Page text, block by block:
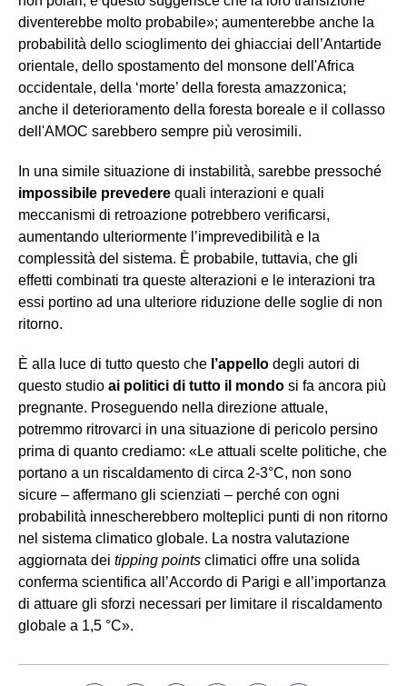
diventerebbe molto probabile»; aumenterebbe anche la
probabilità dello scioglimento dei ghiacciai dell’Antartide
orientale, dello spostamento del monsone dell'Africa
occidentale, della ‘morte’ della foresta amazzonica;
anche il deterioramento della foresta boreale e il collasso
dell'AMOC sarebbero sempre più verosimili.
In una simile situazione di instabilità, sarebbe pressoché
impossibile prevedere quali interazioni e quali
meccanismi di retroazione potrebbero verificarsi,
aumentando ulteriormente l’imprevedibilità e la
complessità del sistema. È probabile, tuttavia, che gli
effetti combinati tra queste alterazioni e le interazioni tra
essi portino ad una ulteriore riduzione delle soglie di non
ritorno.
È alla luce di tutto questo che l’appello degli autori di
questo studio ai politici di tutto il mondo si fa ancora più
pregnante. Proseguendo nella direzione attuale,
potremmo ritrovarci in una situazione di pericolo persino
prima di quanto crediamo: «Le attuali scelte politiche, che
portano a un riscaldamento di circa 2-3°C, non sono
sicure – affermano gli scienziati – perché con ogni
probabilità innescherebbero molteplici punti di non ritorno
nel sistema climatico globale. La nostra valutazione
aggiornata dei tipping points climatici offre una solida
conferma scientifica all’Accordo di Parigi e all’importanza
di attuare gli sforzi necessari per limitare il riscaldamento
globale a 1,5 °C».